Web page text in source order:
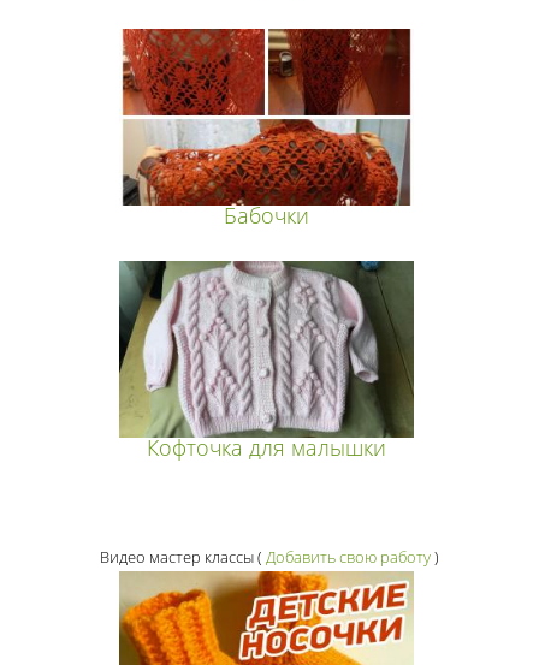
Бабочки
Кофточка для малышки
Видео мастер классы( Добавить свою работу)